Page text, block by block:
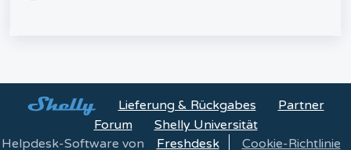
Lieferung & Rückgabes
Partner
Forum
Shelly Universität
Helpdesk-Software von
Freshdesk Cookie-Richtlinie